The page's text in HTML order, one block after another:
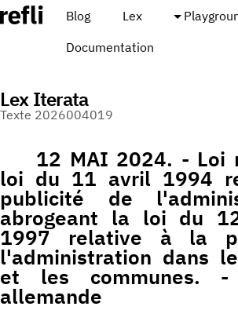
Blog Lex
Documentation
Lex Iterata
Texte 2026004019
12 MAI 2024. - Loi
loi du 11 avril 1994
publicité de
abrogeant la loi du
1997 relative à la
l'administration dans
et les communes. -
allemande